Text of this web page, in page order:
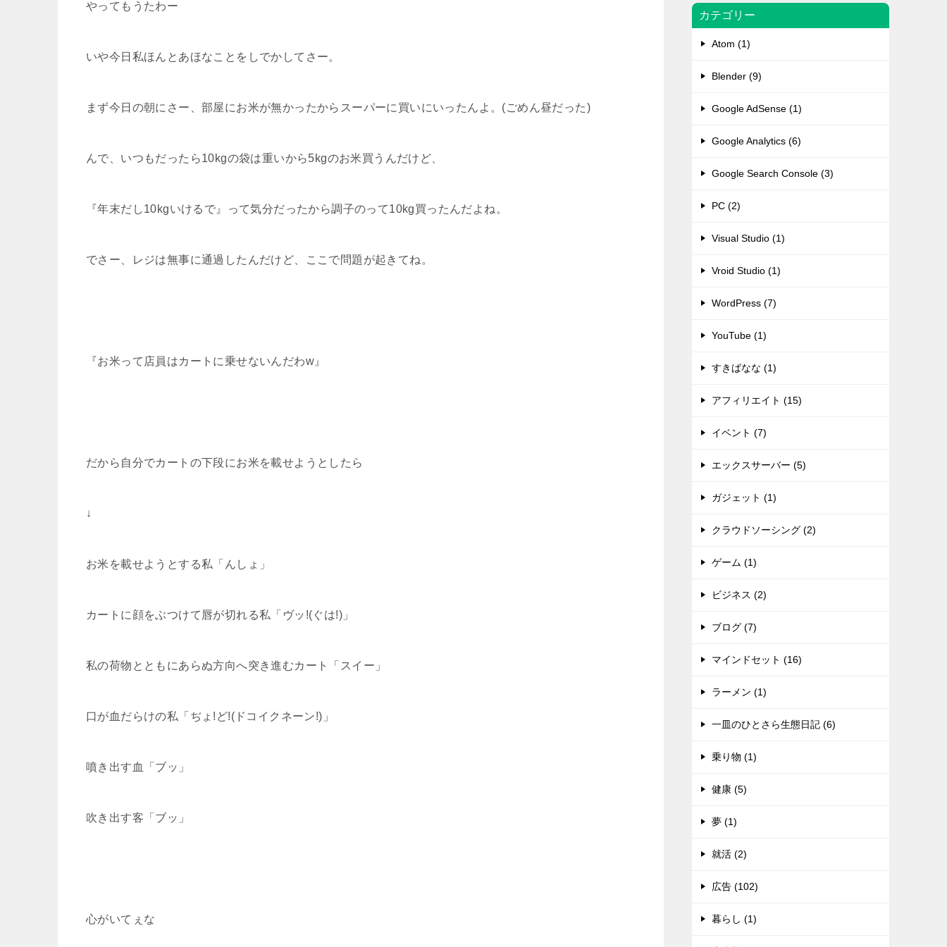
やってもうたわー
いや今日私ほんとあほなことをしでかしてさー。
まず今日の朝にさー、部屋にお米が無かったからスーパーに買いにいったんよ。(ごめん昼だった)
んで、いつもだったら10kgの袋は重いから5kgのお米買うんだけど、
『年末だし10kgいけるで』って気分だったから調子のって10kg買ったんだよね。
でさー、レジは無事に通過したんだけど、ここで問題が起きてね。
『お米って店員はカートに乗せないんだわw』
だから自分でカートの下段にお米を載せようとしたら
↓
お米を載せようとする私「んしょ」
カートに顔をぶつけて唇が切れる私「ヴッ!(ぐは!)」
私の荷物とともにあらぬ方向へ突き進むカート「スイー」
口が血だらけの私「ぢょ!ど!(ドコイクネーン!)」
噴き出す血「ブッ」
吹き出す客「ブッ」
心がいてぇな
カテゴリー
Atom (1)
Blender (9)
Google AdSense (1)
Google Analytics (6)
Google Search Console (3)
PC (2)
Visual Studio (1)
Vroid Studio (1)
WordPress (7)
YouTube (1)
すきばなな (1)
アフィリエイト (15)
イベント (7)
エックスサーバー (5)
ガジェット (1)
クラウドソーシング (2)
ゲーム (1)
ビジネス (2)
ブログ (7)
マインドセット (16)
ラーメン (1)
一皿のひとさら生態日記 (6)
乗り物 (1)
健康 (5)
夢 (1)
就活 (2)
広告 (102)
暮らし (1)